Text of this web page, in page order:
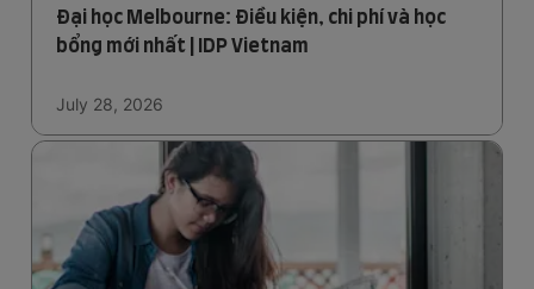
Đại học Melbourne: Điều kiện, chi phí và học
bổng mới nhất | IDP Vietnam
July 28, 2026